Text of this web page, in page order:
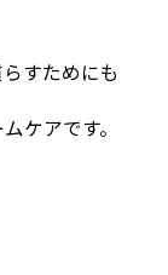
すためにも
ケアです。